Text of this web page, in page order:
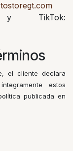
y TikTok:
el cliente declara
estos
publicada en